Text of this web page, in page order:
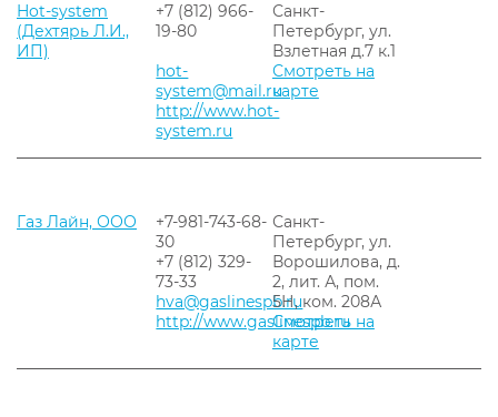
Hot-system
(Дехтярь Л.И.,
ИП)
+7 (812) 966-
19-80
hot-
system@mail.ru
http://www.hot-
system.ru
Санкт-
Петербург, ул.
Взлетная д.7 к.1
Смотреть на
карте
Газ Лайн, ООО
+7-981-743-68-
30
+7 (812) 329-
73-33
hva@gaslinespb.ru
http://www.gaslinespb.ru
Санкт-
Петербург, ул.
Ворошилова, д.
2, лит. А, пом.
5Н, ком. 208А
Смотреть на
карте